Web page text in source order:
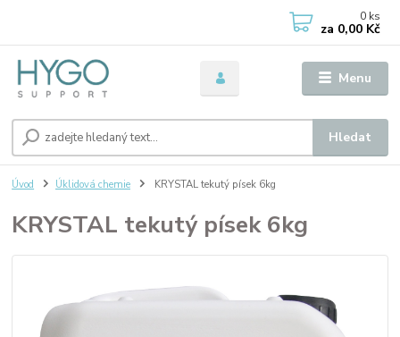
Menu
Hledat
0 ks
za 0,00 Kč
Úvod Úklidová chemie KRYSTAL tekutý písek 6kg
KRYSTAL tekutý písek 6kg